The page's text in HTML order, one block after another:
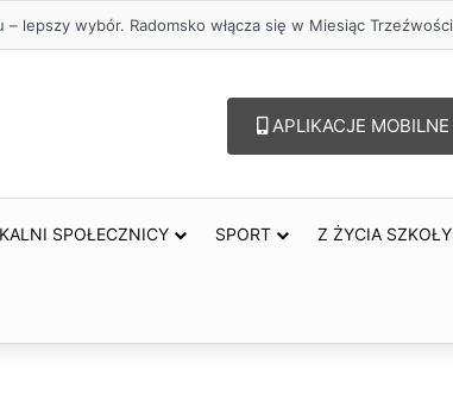
– lepszy wybór. Radomsko włącza się w Miesiąc Trzeźwości
APLIKACJE MOBILNE
SPOŁECZNICY SPORT Z ŻYCIA SZKOŁY